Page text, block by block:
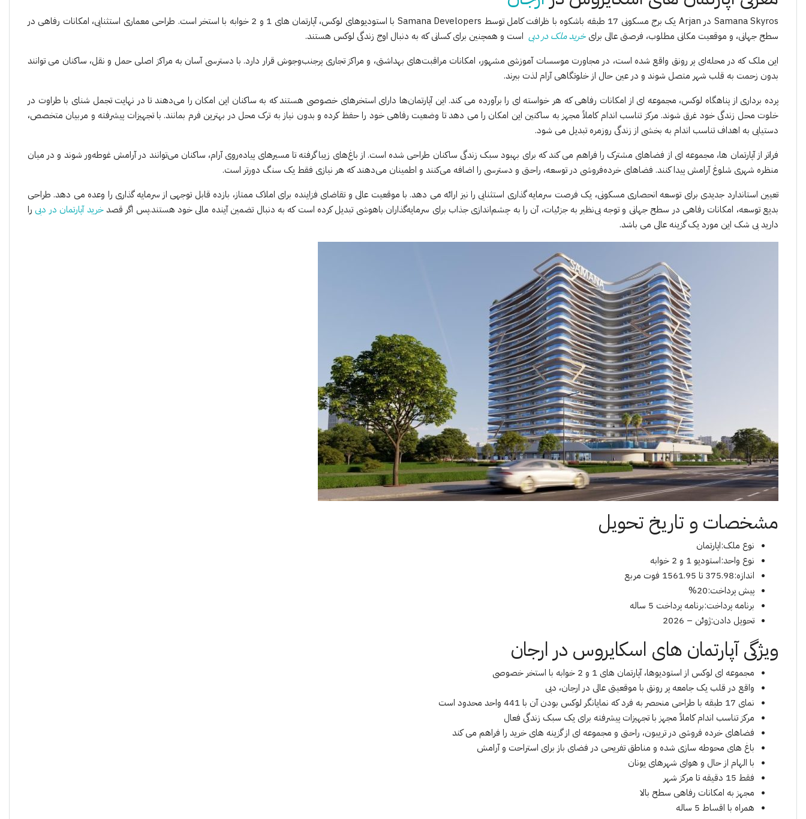
Samana Skyros در Arjan یک برج مسکونی 17 طبقه باشکوه با ظرافت کامل توسط Samana Developers با استودیوهای لوکس، آپارتمان های 1 و 2 خوابه با استخر است. طراحی معماری استثنایی، امکانات رفاهی در
سطح جهانی، و موقعیت مکانی مطلوب، فرصتی عالی برای خرید ملک در دبی است و همچنین برای کسانی که به دنبال اوج زندگی لوکس هستند.
این ملک که در محله‌ای پر رونق واقع شده است، در مجاورت موسسات آموزشی مشهور، امکانات مراقبت‌های بهداشتی، و مراکز تجاری پرجنب‌وجوش قرار دارد. با دسترسی آسان به مراکز اصلی حمل و نقل، ساکنان می توانند
بدون زحمت به قلب شهر متصل شوند و در عین حال از خلوتگاهی آرام لذت ببرند.
پرده برداری از پناهگاه لوکس، مجموعه ای از امکانات رفاهی که هر خواسته ای را برآورده می کند. این آپارتمان‌ها دارای استخرهای خصوصی هستند که به ساکنان این امکان را می‌دهند تا در نهایت تجمل شنای با طراوت در
خلوت محل زندگی خود غرق شوند. مرکز تناسب اندام کاملاً مجهز به ساکنین این امکان را می دهد تا وضعیت رفاهی خود را حفظ کرده و بدون نیاز به ترک محل در بهترین فرم بمانند. با تجهیزات پیشرفته و مربیان متخصص،
دستیابی به اهداف تناسب اندام به بخشی از زندگی روزمره تبدیل می شود.
فراتر از آپارتمان ها، مجموعه ای از فضاهای مشترک را فراهم می کند که برای بهبود سبک زندگی ساکنان طراحی شده است. از باغ‌های زیبا گرفته تا مسیرهای پیاده‌روی آرام، ساکنان می‌توانند در آرامش غوطه‌ور شوند و در میان
منظره شهری شلوغ آرامش پیدا کنند. فضاهای خرده‌فروشی در توسعه، راحتی و دسترسی را اضافه می‌کنند و اطمینان می‌دهند که هر نیازی فقط یک سنگ دورتر است.
تعیین استاندارد جدیدی برای توسعه انحصاری مسکونی، یک فرصت سرمایه گذاری استثنایی را نیز ارائه می دهد. با موقعیت عالی و تقاضای فزاینده برای املاک ممتاز، بازده قابل توجهی از سرمایه گذاری را وعده می دهد. طراحی
بدیع توسعه، امکانات رفاهی در سطح جهانی و توجه بی‌نظیر به جزئیات، آن را به چشم‌اندازی جذاب برای سرمایه‌گذاران باهوشی تبدیل کرده است که به دنبال تضمین آینده مالی خود هستند.پس اگر قصدخرید آپارتمان در دبی را
دارید بی شک این مورد یک گزینه عالی می باشد.
مشخصات و تاریخ تحویل
نوع ملک:اپارتمان
نوع واحد:استودیو 1 و 2 خوابه
اندازه:375.98 تا 1561.95 فوت مربع
پیش پرداخت:20%
برنامه پرداخت:برنامه پرداخت 5 ساله
تحویل دادن:ژوئن – 2026
ویژگی آپارتمان های اسکایروس در ارجان
مجموعه ای لوکس از استودیوها، آپارتمان های 1 و 2 خوابه با استخر خصوصی
واقع در قلب یک جامعه پر رونق با موقعیتی عالی در ارجان، دبی
نمای 17 طبقه با طراحی منحصر به فرد که نمایانگر لوکس بودن آن با 441 واحد محدود است
مرکز تناسب اندام کاملاً مجهز با تجهیزات پیشرفته برای یک سبک زندگی فعال
فضاهای خرده فروشی در تریبون، راحتی و مجموعه ای از گزینه های خرید را فراهم می کند
باغ های محوطه سازی شده و مناطق تفریحی در فضای باز برای استراحت و آرامش
با الهام از حال و هوای شهرهای یونان
فقط 15 دقیقه تا مرکز شهر
مجهز به امکانات رفاهی سطح بالا
همراه با اقساط 5 ساله